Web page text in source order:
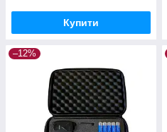
Купити
–12%